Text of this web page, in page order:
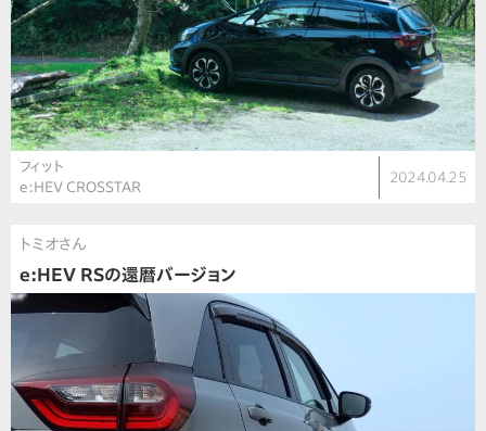
フィット
e:HEV CROSSTAR
2024.04.25
トミオさん
e:HEV RSの還暦バージョン